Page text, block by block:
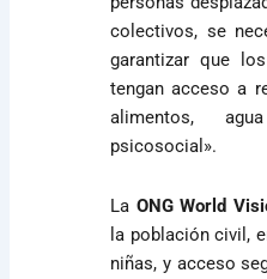
colectivos, se
garantizar que
tengan acceso a
alimentos,
psicosocial».
La ONG World
la población civil,
niñas, y acceso